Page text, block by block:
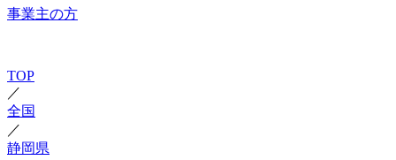
事業主の方
TOP
／
全国
／
静岡県